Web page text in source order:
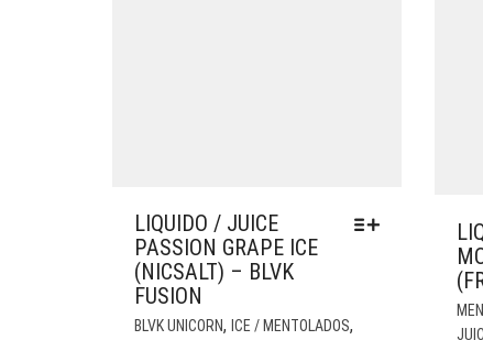
LIQUIDO / JUICE
PASSION GRAPE ICE
(NICSALT) – BLVK
FUSION
BLVK UNICORN, ICE / MENTOLADOS,